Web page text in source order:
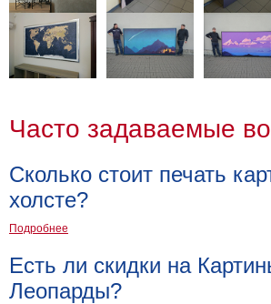
Часто задаваемые
Сколько стоит печать
холсте?
Подробнее
Есть ли скидки на
Леопарды?